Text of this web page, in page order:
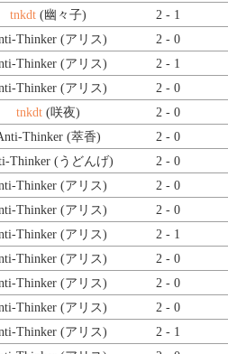
tnkdt(幽々子) 2 - 1
Thinker (アリス) 2 - 0
Thinker (アリス) 2 - 1
Thinker (アリス) 2 - 0
tnkdt(咲夜) 2 - 0
Thinker (萃香) 2 - 0
Thinker (うどんげ) 2 - 0
Thinker (アリス) 2 - 0
Thinker (アリス) 2 - 0
Thinker (アリス) 2 - 1
Thinker (アリス) 2 - 0
Thinker (アリス) 2 - 0
Thinker (アリス) 2 - 0
Thinker (アリス) 2 - 1